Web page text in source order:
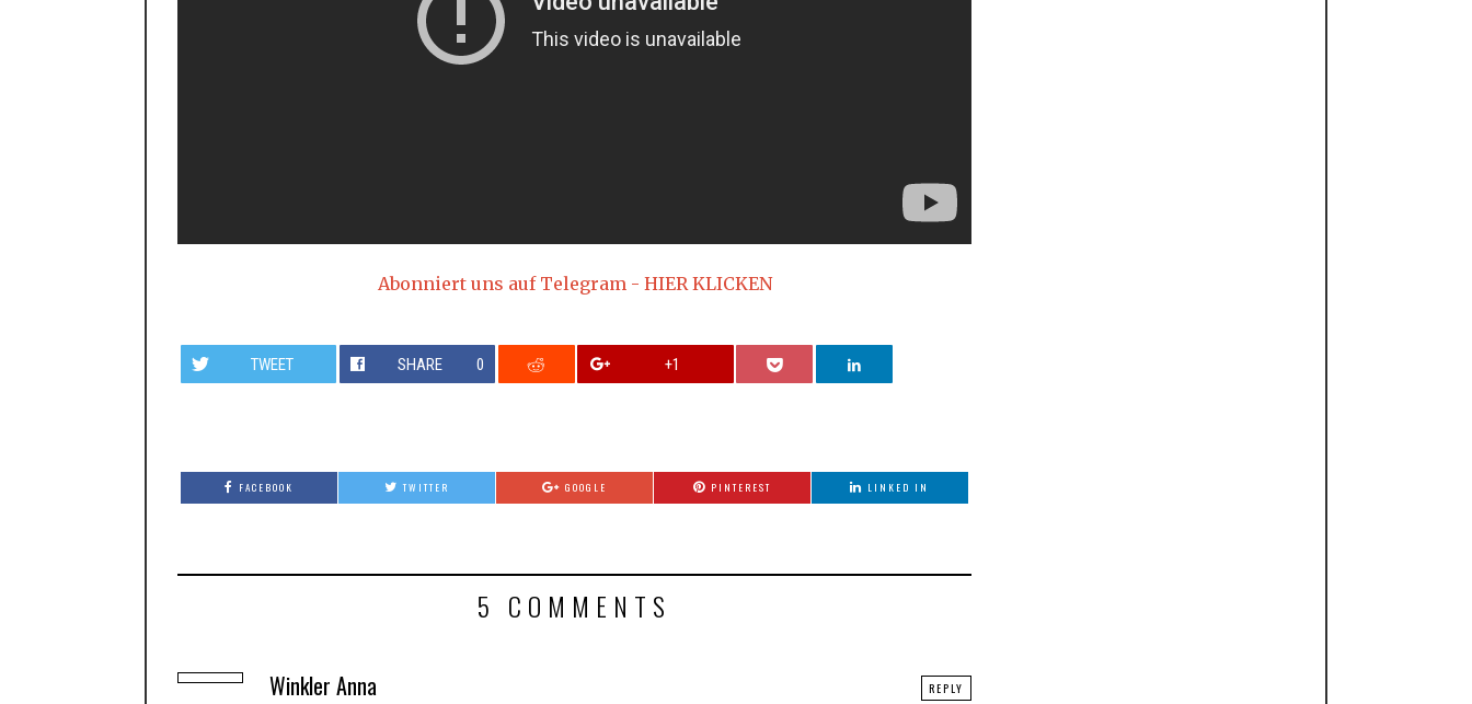
Abonniert uns auf Telegram - HIER KLICKEN
TWEET SHARE 0 +1
FACEBOOK TWITTER GOOGLE PINTEREST LINKED IN
5 COMMENTS
Winkler Anna REPLY